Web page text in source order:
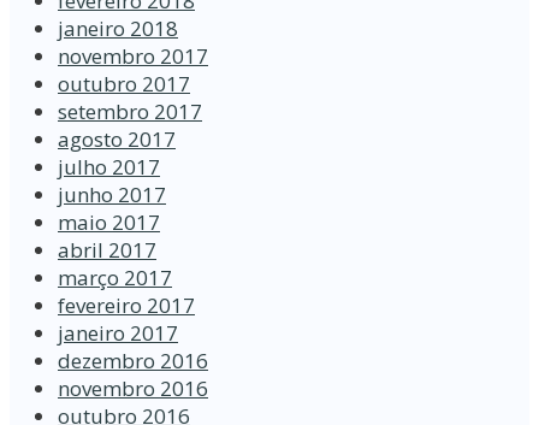
janeiro 2018
novembro 2017
outubro 2017
setembro 2017
agosto 2017
julho 2017
junho 2017
maio 2017
abril 2017
março 2017
fevereiro 2017
janeiro 2017
dezembro 2016
novembro 2016
outubro 2016